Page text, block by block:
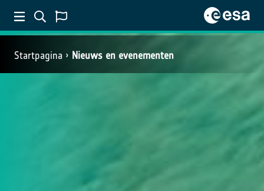
Startpagina Nieuws en evenementen